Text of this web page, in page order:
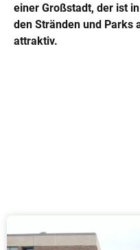
einer Großstadt, der ist
den Stränden und Parks
attraktiv.